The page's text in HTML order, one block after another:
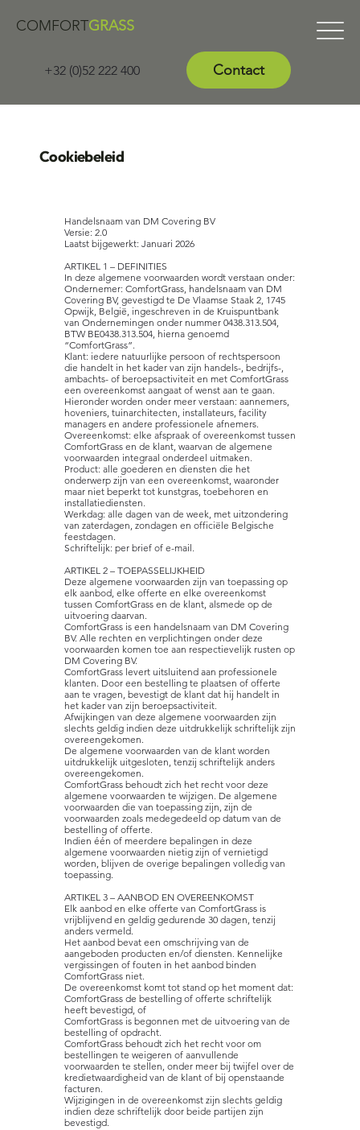
COMFORTGRASS
+32 (0)52 222 400 Contact
Cookiebeleid
Handelsnaam van DM Covering BV
Versie: 2.0
Laatst bijgewerkt: Januari 2026
ARTIKEL 1 – DEFINITIES
In deze algemene voorwaarden wordt verstaan onder:
Ondernemer: ComfortGrass, handelsnaam van DM
Covering BV, gevestigd te De Vlaamse Staak 2, 1745
Opwijk, België, ingeschreven in de Kruispuntbank
van Ondernemingen onder nummer 0438.313.504,
BTW BE0438.313.504, hierna genoemd
“ComfortGrass”.
Klant: iedere natuurlijke persoon of rechtspersoon
die handelt in het kader van zijn handels-, bedrijfs-,
ambachts- of beroepsactiviteit en met ComfortGrass
een overeenkomst aangaat of wenst aan te gaan.
Hieronder worden onder meer verstaan: aannemers,
hoveniers, tuinarchitecten, installateurs, facility
managers en andere professionele afnemers.
Overeenkomst: elke afspraak of overeenkomst tussen
ComfortGrass en de klant, waarvan de algemene
voorwaarden integraal onderdeel uitmaken.
Product: alle goederen en diensten die het
onderwerp zijn van een overeenkomst, waaronder
maar niet beperkt tot kunstgras, toebehoren en
installatiediensten.
Werkdag: alle dagen van de week, met uitzondering
van zaterdagen, zondagen en officiële Belgische
feestdagen.
Schriftelijk: per brief of e-mail.
ARTIKEL 2 – TOEPASSELIJKHEID
Deze algemene voorwaarden zijn van toepassing op
elk aanbod, elke offerte en elke overeenkomst
tussen ComfortGrass en de klant, alsmede op de
uitvoering daarvan.
ComfortGrass is een handelsnaam van DM Covering
BV. Alle rechten en verplichtingen onder deze
voorwaarden komen toe aan respectievelijk rusten op
DM Covering BV.
ComfortGrass levert uitsluitend aan professionele
klanten. Door een bestelling te plaatsen of offerte
aan te vragen, bevestigt de klant dat hij handelt in
het kader van zijn beroepsactiviteit.
Afwijkingen van deze algemene voorwaarden zijn
slechts geldig indien deze uitdrukkelijk schriftelijk zijn
overeengekomen.
De algemene voorwaarden van de klant worden
uitdrukkelijk uitgesloten, tenzij schriftelijk anders
overeengekomen.
ComfortGrass behoudt zich het recht voor deze
algemene voorwaarden te wijzigen. De algemene
voorwaarden die van toepassing zijn, zijn de
voorwaarden zoals medegedeeld op datum van de
bestelling of offerte.
Indien één of meerdere bepalingen in deze
algemene voorwaarden nietig zijn of vernietigd
worden, blijven de overige bepalingen volledig van
toepassing.
ARTIKEL 3 – AANBOD EN OVEREENKOMST
Elk aanbod en elke offerte van ComfortGrass is
vrijblijvend en geldig gedurende 30 dagen, tenzij
anders vermeld.
Het aanbod bevat een omschrijving van de
aangeboden producten en/of diensten. Kennelijke
vergissingen of fouten in het aanbod binden
ComfortGrass niet.
De overeenkomst komt tot stand op het moment dat:
ComfortGrass de bestelling of offerte schriftelijk
heeft bevestigd, of
ComfortGrass is begonnen met de uitvoering van de
bestelling of opdracht.
ComfortGrass behoudt zich het recht voor om
bestellingen te weigeren of aanvullende
voorwaarden te stellen, onder meer bij twijfel over de
kredietwaardigheid van de klant of bij openstaande
facturen.
Wijzigingen in de overeenkomst zijn slechts geldig
indien deze schriftelijk door beide partijen zijn
bevestigd.